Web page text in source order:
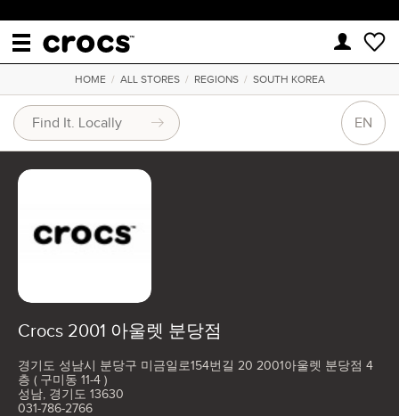
HOME/ ALL STORES/ REGIONS/ SOUTH KOREA
EN
Crocs 2001 아울렛 분당점
경기도 성남시 분당구 미금일로154번길 20 2001아울렛 분당점 4
층 ( 구미동 11-4 )
성남, 경기도 13630
031-786-2766